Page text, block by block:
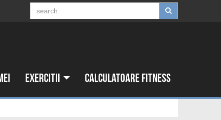
Exercitii Calculatoare fitness